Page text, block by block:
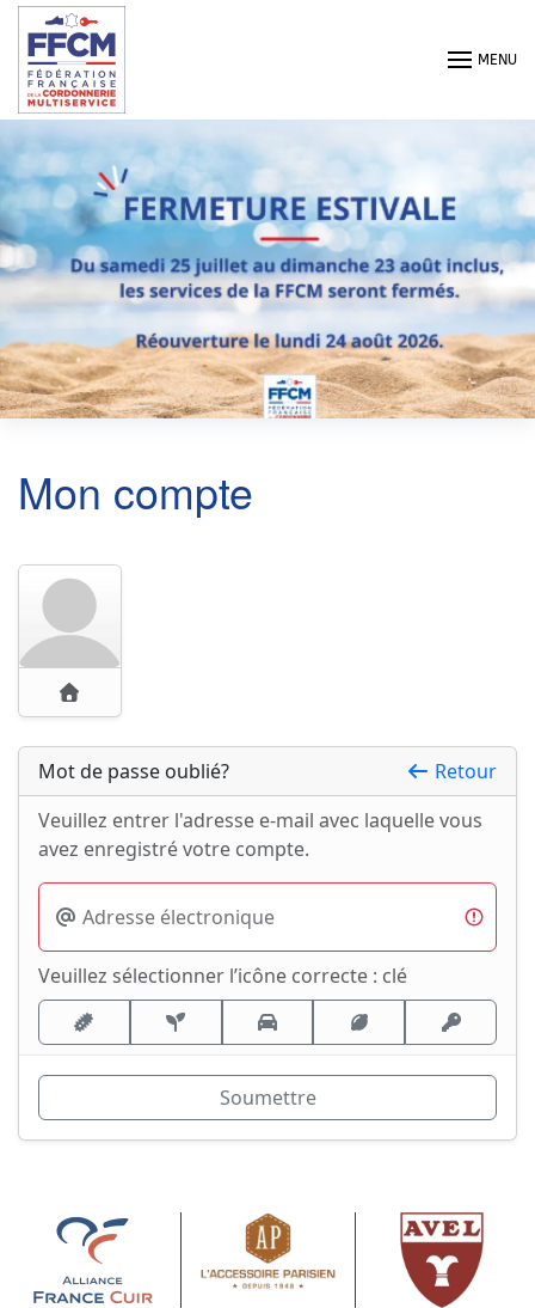
Passer au contenu principal MENU
Mon compte
Mot de passe oublié?
Retour
Veuillez entrer l'adresse e-mail avec laquelle vous
avez enregistré votre compte.
Adresse électronique
Veuillez sélectionner l’icône correcte : clé
Soumettre